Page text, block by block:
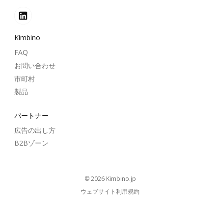
Kimbino
FAQ
お問い合わせ
市町村
製品
パートナー
広告の出し方
B2Bゾーン
© 2026 kimbino.jp
ウェブサイト利用規約